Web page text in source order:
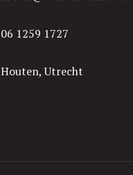
06 1259 1727
Houten, Utrecht